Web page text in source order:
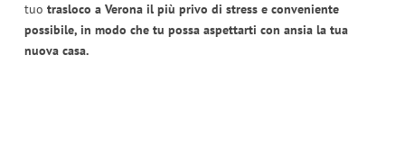
tuo trasloco a Verona il più privo di stress e conveniente
possibile, in modo che tu possa aspettarti con ansia la tua
nuova casa.